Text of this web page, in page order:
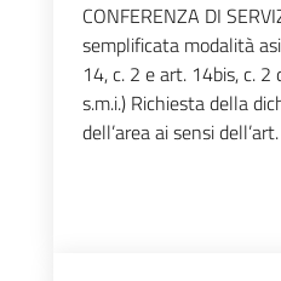
CONFERENZA DI
semplificata modalità
14, c. 2 e art. 14bis, c.
s.m.i.) Richiesta della
dell’area ai sensi